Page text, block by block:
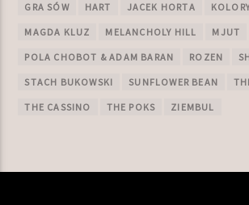
GRA SÓW HART JACEK HORTA
MAGDA KLUZ MELANCHOLY HILL MJUT
POLA CHOBOT & ADAM BARAN ROZEN
STACH BUKOWSKI SUNFLOWER BEAN
THE CASSINO THE POKS ZIEMBUL